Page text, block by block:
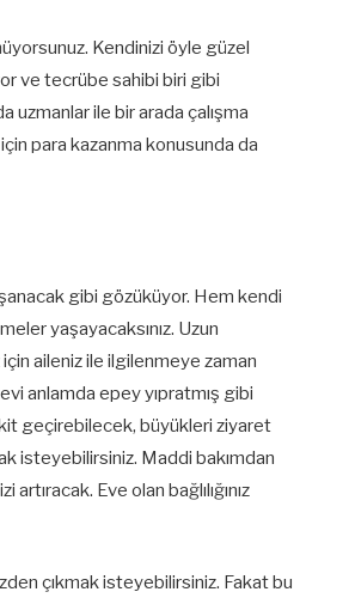
Kendinizi öyle güzel
ve tecrübe sahibi biri gibi
uzmanlar ile bir arada çalışma
para kazanma konusunda da
gibi gözüküyor. Hem kendi
yaşayacaksınız. Uzun
için aileniz ile ilgilenmeye zaman
anlamda epey yıpratmış gibi
geçirebilecek, büyükleri ziyaret
isteyebilirsiniz. Maddi bakımdan
Eve olan bağlılığınız
çıkmak isteyebilirsiniz. Fakat bu